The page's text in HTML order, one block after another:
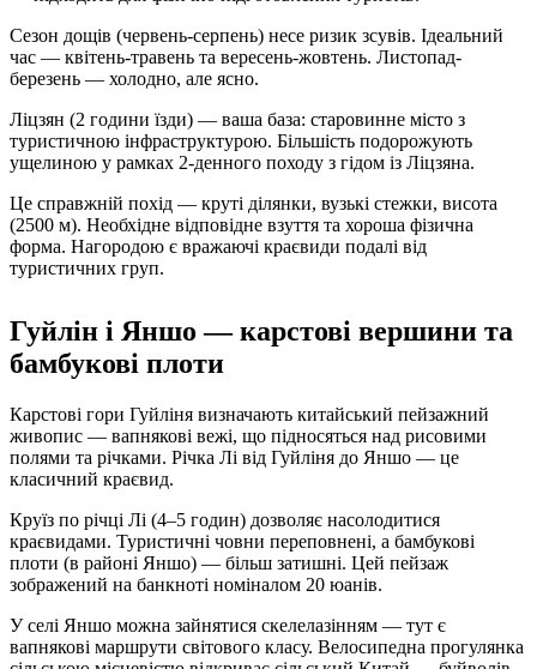
Сезон дощів (червень-серпень) несе ризик зсувів. Ідеальний
час — квітень-травень та вересень-жовтень. Листопад-
березень — холодно, але ясно.
Ліцзян (2 години їзди) — ваша база: старовинне місто з
туристичною інфраструктурою. Більшість подорожують
ущелиною у рамках 2-денного походу з гідом із Ліцзяна.
Це справжній похід — круті ділянки, вузькі стежки, висота
(2500 м). Необхідне відповідне взуття та хороша фізична
форма. Нагородою є вражаючі краєвиди подалі від
туристичних груп.
Гуйлін і Яншо — карстові вершини та
бамбукові плоти
Карстові гори Гуйліня визначають китайський пейзажний
живопис — вапнякові вежі, що підносяться над рисовими
полями та річками. Річка Лі від Гуйліня до Яншо — це
класичний краєвид.
Круїз по річці Лі (4–5 годин) дозволяє насолодитися
краєвидами. Туристичні човни переповнені, а бамбукові
плоти (в районі Яншо) — більш затишні. Цей пейзаж
зображений на банкноті номіналом 20 юанів.
У селі Яншо можна зайнятися скелелазінням — тут є
вапнякові маршрути світового класу. Велосипедна прогулянка